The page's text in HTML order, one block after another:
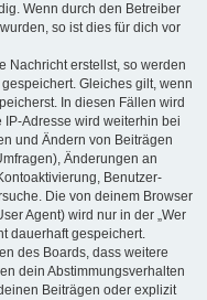
Wenn durch den Betreiber
so ist dies für dich vor
Nachricht erstellst, so werden
Gleiches gilt, wenn
In diesen Fällen wird
Adresse wird weiterhin bei
und Ändern von Beiträgen
Änderungen an
Benutzer-
Die von deinem Browser
Agent) wird nur in der „Wer
dauerhaft gespeichert.
des Boards, dass weitere
dein Abstimmungsverhalten
Beiträgen oder explizit